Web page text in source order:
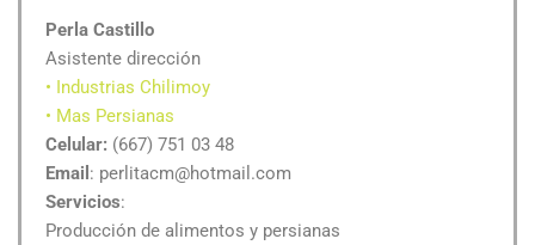
Perla Castillo
Asistente dirección
• Industrias Chilimoy
• Mas Persianas
Celular: (667) 751 03 48
Email : perlitacm@hotmail.com
Servicios:
Producción de alimentos y persianas